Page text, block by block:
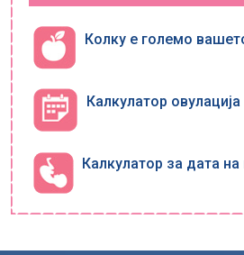
Колку е големо
Калкулатор овулација
Калкулатор за дата